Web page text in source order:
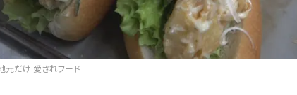
地元だけ 愛されフード